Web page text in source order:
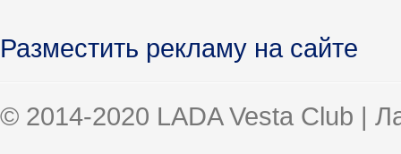
Разместить рекламу на сайте
© 2014-2020 LADA Vesta Club |